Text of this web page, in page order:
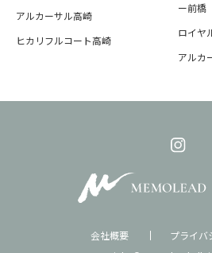
アルカーサル高崎
ヒカリフルコート高崎
ー前橋
ロイヤ
アルカ
会社概要
プライバ